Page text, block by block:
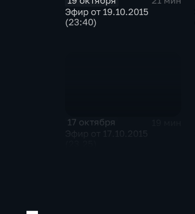
Эфир от 19.10.2015
(23:40)
17 октября